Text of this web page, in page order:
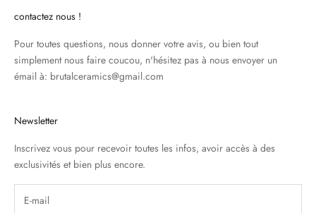
contactez nous !
Pour toutes questions, nous donner votre avis, ou bien tout
simplement nous faire coucou, n'hésitez pas à nous envoyer un
émail à: brutalceramics@gmail.com
Newsletter
Inscrivez vous pour recevoir toutes les infos, avoir accès à des
exclusivités et bien plus encore.